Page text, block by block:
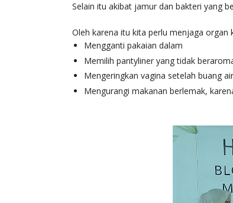
Selain itu akibat jamur dan bakteri yang
Oleh karena itu kita perlu menjaga organ
Mengganti pakaian dalam
Memilih pantyliner yang tidak
Mengeringkan vagina setelah buang
Mengurangi makanan berlemak,